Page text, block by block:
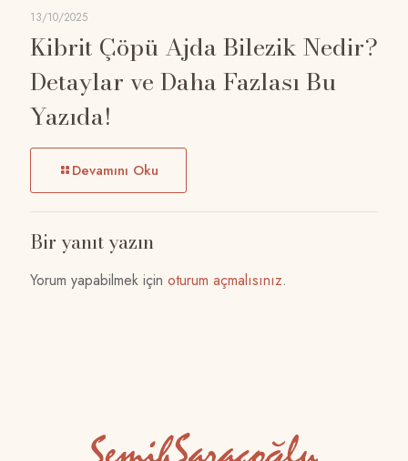
13/10/2025
Kibrit Çöpü Ajda Bilezik Nedir?
Detaylar ve Daha Fazlası Bu
Yazıda!
Devamını Oku
Bir yanıt yazın
Yorum yapabilmek için oturum açmalısınız.